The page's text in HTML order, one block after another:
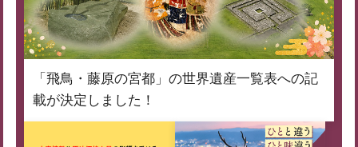
「飛鳥・藤原の宮都」の世界遺産一覧表への記
載が決定しました！